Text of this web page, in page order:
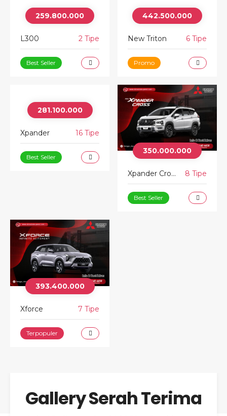
259.800.000
L300 2 Tipe
Best Seller
442.500.000
New Triton 6 Tipe
Promo
281.100.000
Xpander 16 Tipe
Best Seller
350.000.000
Xpander Cross 8 Tipe
Best Seller
393.400.000
Xforce 7 Tipe
Terpopuler
Gallery Serah Terima